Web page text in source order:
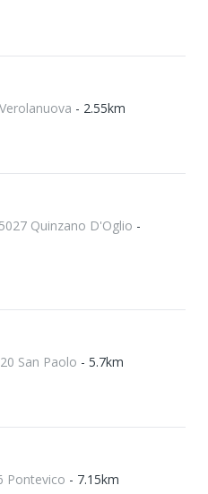
- 2.55km
Quinzano D'Oglio -
San Paolo - 5.7km
Pontevico - 7.15km